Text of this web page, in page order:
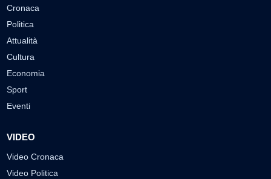
Cronaca
Politica
Attualità
Cultura
Economia
Sport
Eventi
VIDEO
Video Cronaca
Video Politica